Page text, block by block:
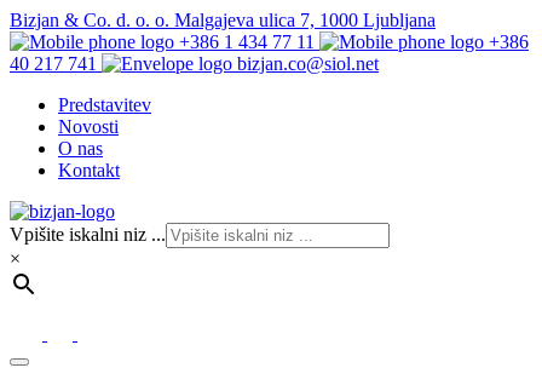
Bizjan & Co. d. o. o. Malgajeva ulica 7, 1000 Ljubljana
+386 1 434 77 11
+386
40 217 741
bizjan.co@siol.net
Predstavitev
Novosti
O nas
Kontakt
Vpišite iskalni niz ...
×